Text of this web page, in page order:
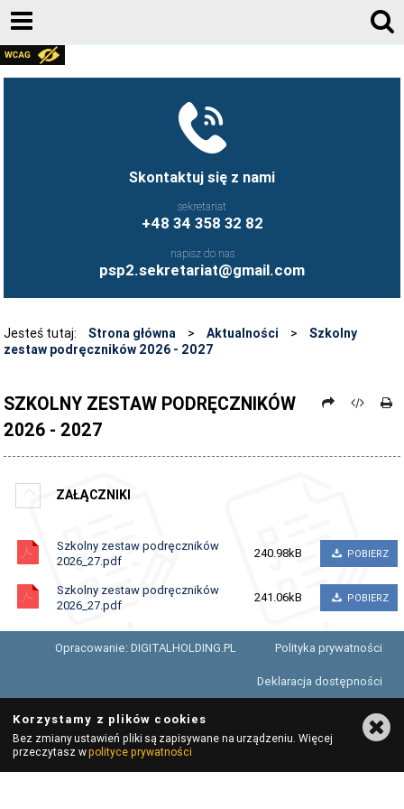
Skontaktuj się z nami
sekretariat
+48 34 358 32 82
napisz do nas
psp2.sekretariat@gmail.com
E-DZIENNIK
STOŁÓWKA SZKOLNA
ŚWIETLICA
BIBLIOTEKA
PATRON
SSIRO
RODO
KONTAKT
STRONA ARCHIWALNA
Jesteś tutaj: Strona główna > Aktualności >
Szkolny
zestaw podręczników 2026 - 2027
SZKOLNY ZESTAW PODRĘCZNIKÓW
2026 - 2027
ZAŁĄCZNIKI
Szkolny zestaw podręczników
2026_27.pdf
240.98kB POBIERZ
Szkolny zestaw podręczników
2026_27.pdf
241.06kB POBIERZ
Opracowanie: DIGITALHOLDING.PL Polityka prywatności
Deklaracja dostępności
Korzystamy z plików cookies
Bez zmiany ustawień pliki są zapisywane na urządzeniu. Więcej
przeczytasz wpolityce prywatności